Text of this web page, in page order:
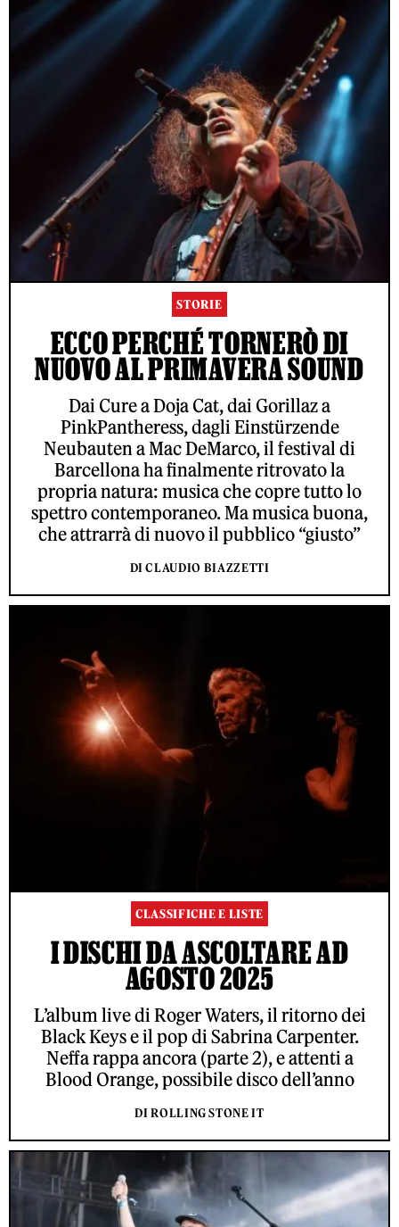
STORIE
ECCO PERCHÉ TORNERÒ DI
NUOVO AL PRIMAVERA SOUND
Dai Cure a Doja Cat, dai Gorillaz a
PinkPantheress, dagli Einstürzende
Neubauten a Mac DeMarco, il festival di
Barcellona ha finalmente ritrovato la
propria natura: musica che copre tutto lo
spettro contemporaneo. Ma musica buona,
che attrarrà di nuovo il pubblico “giusto”
DI CLAUDIO BIAZZETTI
CLASSIFICHE E LISTE
I DISCHI DA ASCOLTARE AD
AGOSTO 2025
L’album live di Roger Waters, il ritorno dei
Black Keys e il pop di Sabrina Carpenter.
Neffa rappa ancora (parte 2), e attenti a
Blood Orange, possibile disco dell’anno
DI ROLLING STONE IT